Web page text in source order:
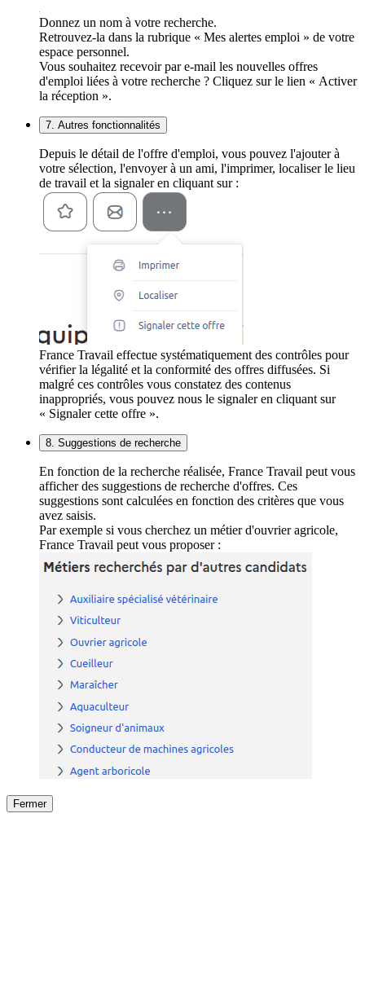
Donnez un nom à votre recherche.
Retrouvez-la dans la rubrique « Mes alertes emploi » de votre
espace personnel.
Vous souhaitez recevoir par e-mail les nouvelles offres
d'emploi liées à votre recherche ? Cliquez sur le lien « Activer
la réception ».
7. Autres fonctionnalités
Depuis le détail de l'offre d'emploi, vous pouvez l'ajouter à
votre sélection, l'envoyer à un ami, l'imprimer, localiser le lieu
de travail et la signaler en cliquant sur :
France Travail effectue systématiquement des contrôles pour
vérifier la légalité et la conformité des offres diffusées. Si
malgré ces contrôles vous constatez des contenus
inappropriés, vous pouvez nous le signaler en cliquant sur
« Signaler cette offre ».
8. Suggestions de recherche
En fonction de la recherche réalisée, France Travail peut vous
afficher des suggestions de recherche d'offres. Ces
suggestions sont calculées en fonction des critères que vous
avez saisis.
Par exemple si vous cherchez un métier d'ouvrier agricole,
France Travail peut vous proposer :
Fermer